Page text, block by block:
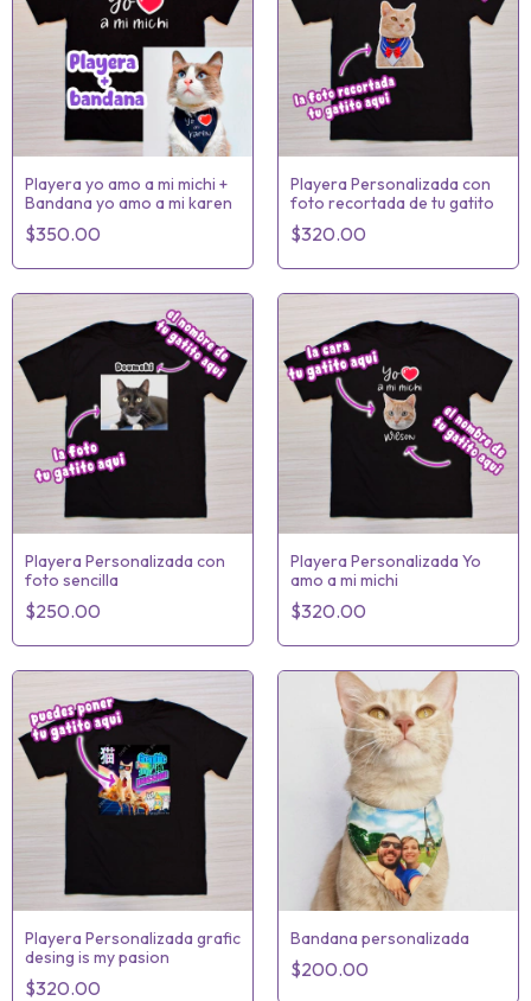
Playera yo amo a mi michi +
Bandana yo amo a mi karen
$350.00
Playera Personalizada con
foto recortada de tu gatito
$320.00
Playera Personalizada con
foto sencilla
$250.00
Playera Personalizada Yo
amo a mi michi
$320.00
Playera Personalizada grafic
desing is my pasion
$320.00
Bandana personalizada
$200.00